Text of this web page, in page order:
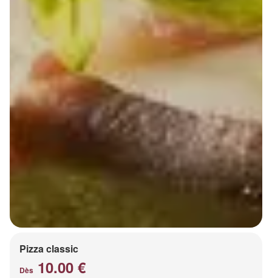
Pizza classic
Dès 10.00 €